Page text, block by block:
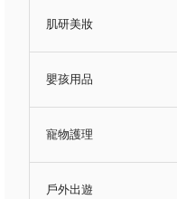
肌研美妝
嬰孩用品
寵物護理
戶外出遊